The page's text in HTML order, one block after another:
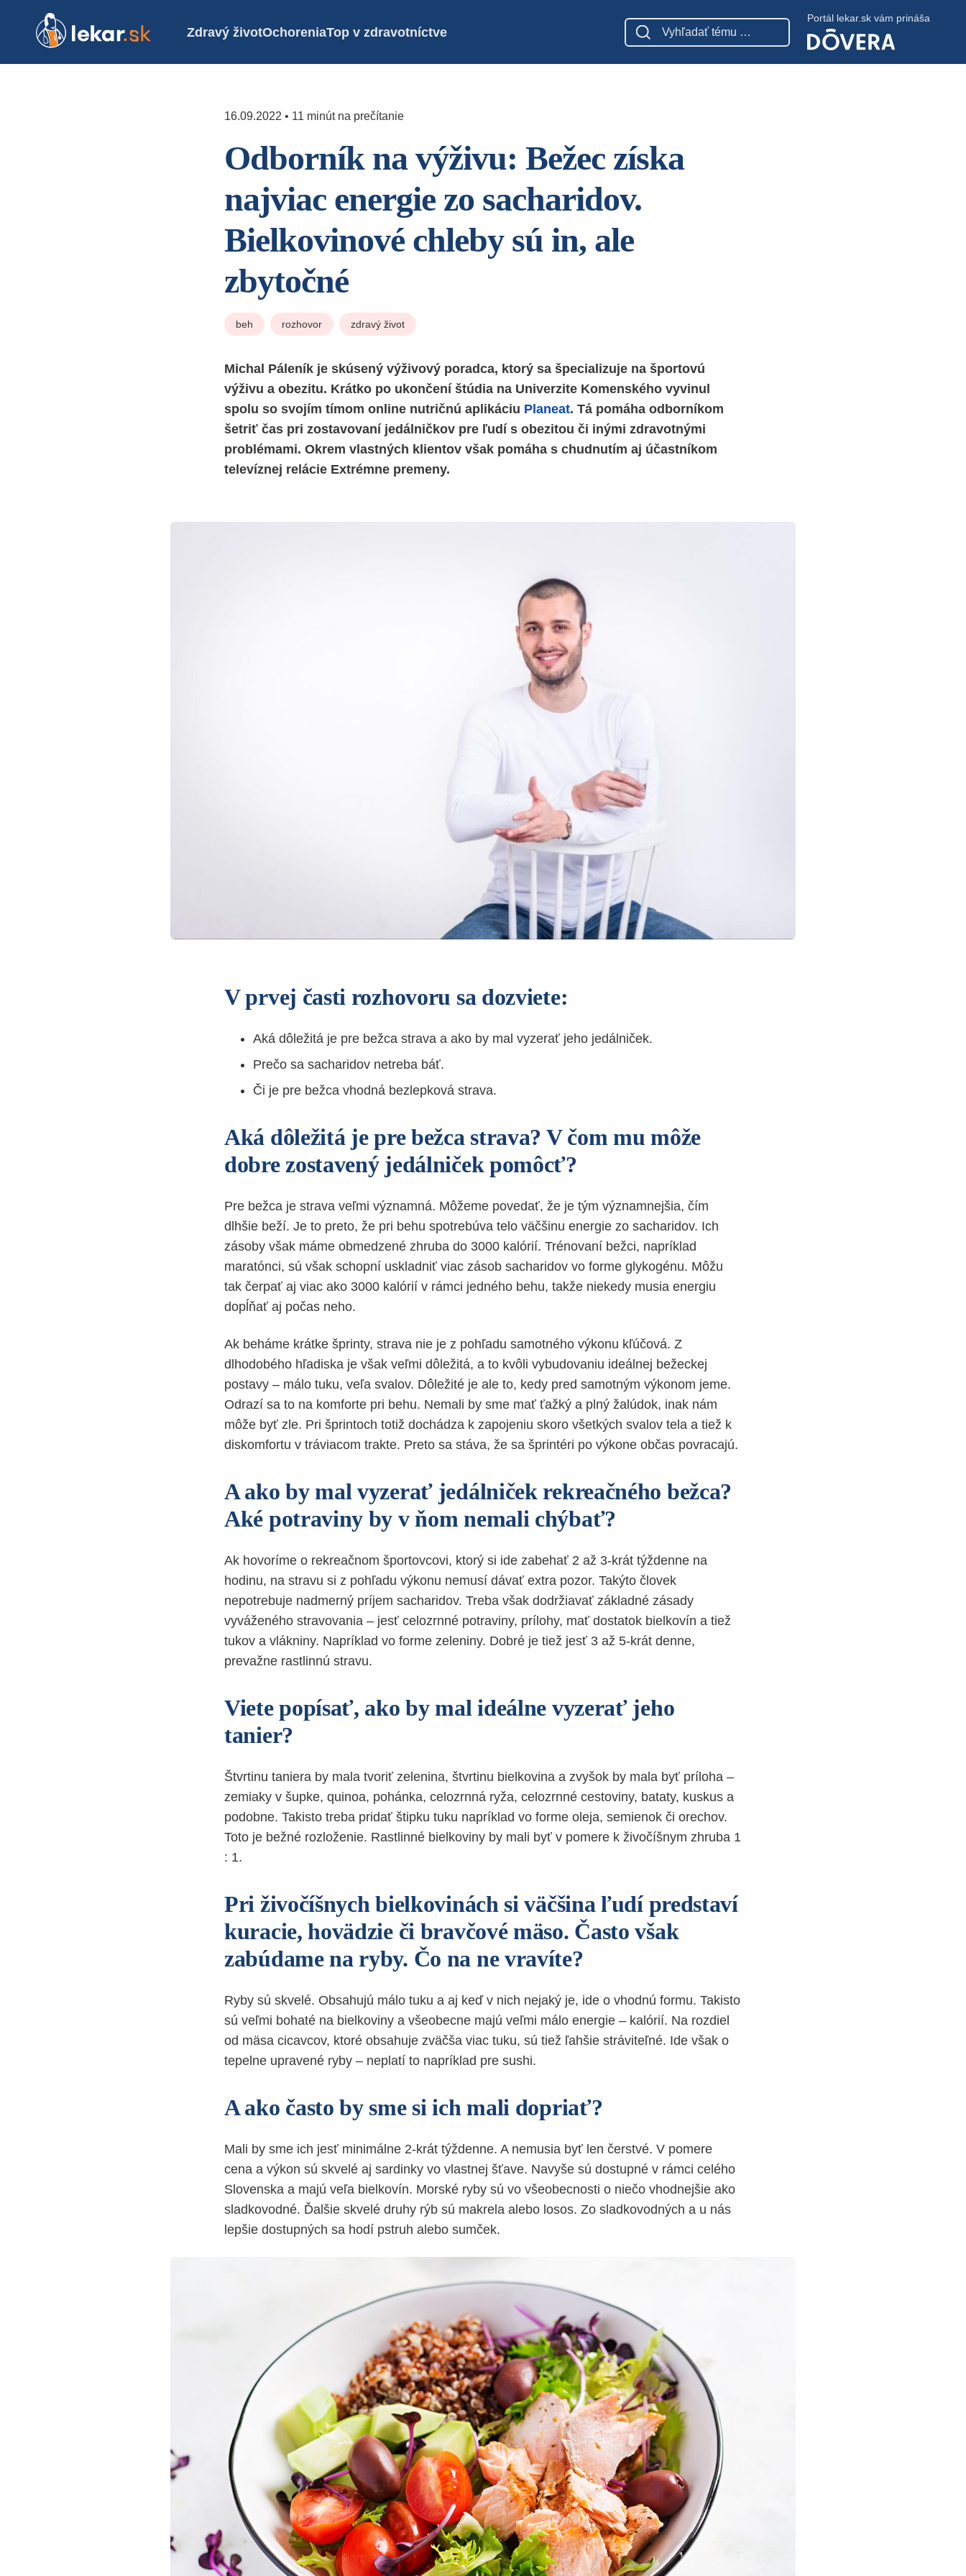
Zdravý životOchoreniaTop v zdravotníctve
Portál lekar.sk vám prináša
16.09.2022 • 11 minút na prečítanie
Odborník na výživu: Bežec získa
najviac energie zo sacharidov.
Bielkovinové chleby sú in, ale
zbytočné
beh rozhovor zdravý život
Michal Páleník je skúsený výživový poradca, ktorý sa špecializuje na športovú
výživu a obezitu. Krátko po ukončení štúdia na Univerzite Komenského vyvinul
spolu so svojím tímom online nutričnú aplikáciu Planeat. Tá pomáha odborníkom
šetriť čas pri zostavovaní jedálničkov pre ľudí s obezitou či inými zdravotnými
problémami. Okrem vlastných klientov však pomáha s chudnutím aj účastníkom
televíznej relácie Extrémne premeny.
V prvej časti rozhovoru sa dozviete:
Aká dôležitá je pre bežca strava a ako by mal vyzerať jeho jedálniček.
Prečo sa sacharidov netreba báť.
Či je pre bežca vhodná bezlepková strava.
Aká dôležitá je pre bežca strava? V čom mu môže
dobre zostavený jedálniček pomôcť?
Pre bežca je strava veľmi významná. Môžeme povedať, že je tým významnejšia, čím
dlhšie beží. Je to preto, že pri behu spotrebúva telo väčšinu energie zo sacharidov. Ich
zásoby však máme obmedzené zhruba do 3000 kalórií. Trénovaní bežci, napríklad
maratónci, sú však schopní uskladniť viac zásob sacharidov vo forme glykogénu. Môžu
tak čerpať aj viac ako 3000 kalórií v rámci jedného behu, takže niekedy musia energiu
dopĺňať aj počas neho.
Ak beháme krátke šprinty, strava nie je z pohľadu samotného výkonu kľúčová. Z
dlhodobého hľadiska je však veľmi dôležitá, a to kvôli vybudovaniu ideálnej bežeckej
postavy – málo tuku, veľa svalov. Dôležité je ale to, kedy pred samotným výkonom jeme.
Odrazí sa to na komforte pri behu. Nemali by sme mať ťažký a plný žalúdok, inak nám
môže byť zle. Pri šprintoch totiž dochádza k zapojeniu skoro všetkých svalov tela a tiež k
diskomfortu v tráviacom trakte. Preto sa stáva, že sa šprintéri po výkone občas povracajú.
A ako by mal vyzerať jedálniček rekreačného bežca?
Aké potraviny by v ňom nemali chýbať?
Ak hovoríme o rekreačnom športovcovi, ktorý si ide zabehať 2 až 3-krát týždenne na
hodinu, na stravu si z pohľadu výkonu nemusí dávať extra pozor. Takýto človek
nepotrebuje nadmerný príjem sacharidov. Treba však dodržiavať základné zásady
vyváženého stravovania – jesť celozrnné potraviny, prílohy, mať dostatok bielkovín a tiež
tukov a vlákniny. Napríklad vo forme zeleniny. Dobré je tiež jesť 3 až 5-krát denne,
prevažne rastlinnú stravu.
Viete popísať, ako by mal ideálne vyzerať jeho
tanier?
Štvrtinu taniera by mala tvoriť zelenina, štvrtinu bielkovina a zvyšok by mala byť príloha –
zemiaky v šupke, quinoa, pohánka, celozrnná ryža, celozrnné cestoviny, bataty, kuskus a
podobne. Takisto treba pridať štipku tuku napríklad vo forme oleja, semienok či orechov.
Toto je bežné rozloženie. Rastlinné bielkoviny by mali byť v pomere k živočíšnym zhruba 1
: 1.
Pri živočíšnych bielkovinách si väčšina ľudí predstaví
kuracie, hovädzie či bravčové mäso. Často však
zabúdame na ryby. Čo na ne vravíte?
Ryby sú skvelé. Obsahujú málo tuku a aj keď v nich nejaký je, ide o vhodnú formu. Takisto
sú veľmi bohaté na bielkoviny a všeobecne majú veľmi málo energie – kalórií. Na rozdiel
od mäsa cicavcov, ktoré obsahuje zväčša viac tuku, sú tiež ľahšie stráviteľné. Ide však o
tepelne upravené ryby – neplatí to napríklad pre sushi.
A ako často by sme si ich mali dopriať?
Mali by sme ich jesť minimálne 2-krát týždenne. A nemusia byť len čerstvé. V pomere
cena a výkon sú skvelé aj sardinky vo vlastnej šťave. Navyše sú dostupné v rámci celého
Slovenska a majú veľa bielkovín. Morské ryby sú vo všeobecnosti o niečo vhodnejšie ako
sladkovodné. Ďalšie skvelé druhy rýb sú makrela alebo losos. Zo sladkovodných a u nás
lepšie dostupných sa hodí pstruh alebo sumček.